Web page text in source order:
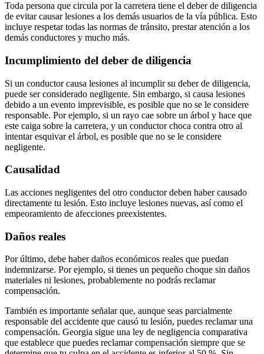
Toda persona que circula por la carretera tiene el deber de diligencia
de evitar causar lesiones a los demás usuarios de la vía pública. Esto
incluye respetar todas las normas de tránsito, prestar atención a los
demás conductores y mucho más.
Incumplimiento del deber de diligencia
Si un conductor causa lesiones al incumplir su deber de diligencia,
puede ser considerado negligente. Sin embargo, si causa lesiones
debido a un evento imprevisible, es posible que no se le considere
responsable. Por ejemplo, si un rayo cae sobre un árbol y hace que
este caiga sobre la carretera, y un conductor choca contra otro al
intentar esquivar el árbol, es posible que no se le considere
negligente.
Causalidad
Las acciones negligentes del otro conductor deben haber causado
directamente tu lesión. Esto incluye lesiones nuevas, así como el
empeoramiento de afecciones preexistentes.
Daños reales
Por último, debe haber daños económicos reales que puedan
indemnizarse. Por ejemplo, si tienes un pequeño choque sin daños
materiales ni lesiones, probablemente no podrás reclamar
compensación.
También es importante señalar que, aunque seas parcialmente
responsable del accidente que causó tu lesión, puedes reclamar una
compensación. Georgia sigue una ley de negligencia comparativa
que establece que puedes reclamar compensación siempre que se